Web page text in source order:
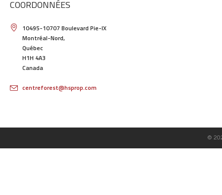
COORDONNÉES
10495-10707 Boulevard Pie-IX
Montréal-Nord,
Québec
H1H 4A3
Canada
centreforest@hsprop.com
©